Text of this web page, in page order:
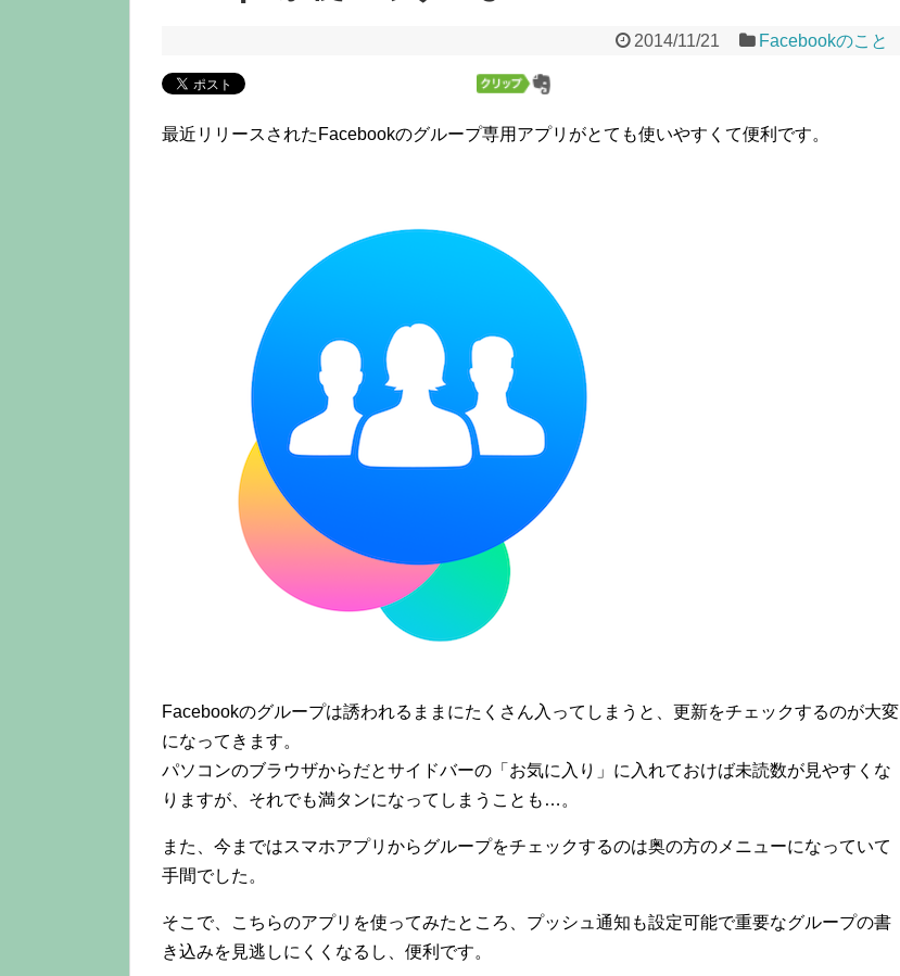
2014/11/21 Facebookのこと
最近リリースされたFacebookのグループ専用アプリがとても使いやすくて便利です。
Facebookのグループは誘われるままにたくさん入ってしまうと、更新をチェックするのが大変
になってきます。
パソコンのブラウザからだとサイドバーの「お気に入り」に入れておけば未読数が見やすくな
りますが、それでも満タンになってしまうことも…。
また、今まではスマホアプリからグループをチェックするのは奥の方のメニューになっていて
手間でした。
そこで、こちらのアプリを使ってみたところ、プッシュ通知も設定可能で重要なグループの書
き込みを見逃しにくくなるし、便利です。